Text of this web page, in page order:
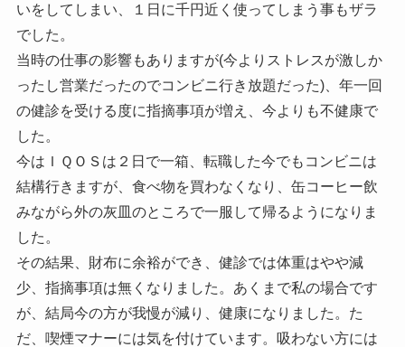
いをしてしまい、１日に千円近く使ってしまう事もザラ
でした。
当時の仕事の影響もありますが(今よりストレスが激しか
ったし営業だったのでコンビニ行き放題だった)、年一回
の健診を受ける度に指摘事項が増え、今よりも不健康で
した。
今はＩＱＯＳは２日で一箱、転職した今でもコンビニは
結構行きますが、食べ物を買わなくなり、缶コーヒー飲
みながら外の灰皿のところで一服して帰るようになりま
した。
その結果、財布に余裕ができ、健診では体重はやや減
少、指摘事項は無くなりました。あくまで私の場合です
が、結局今の方が我慢が減り、健康になりました。た
だ、喫煙マナーには気を付けています。吸わない方には